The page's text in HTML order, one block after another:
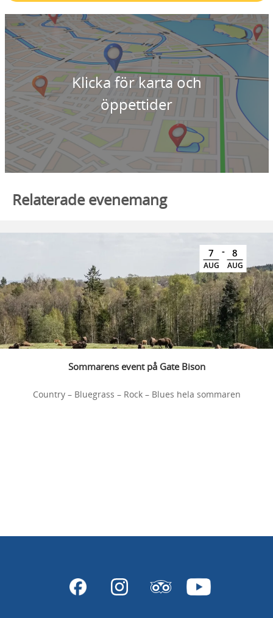
Klicka för karta och
öppettider
Relaterade evenemang
7
AUG
- 8
AUG
Sommarens event på Gate Bison
Country – Bluegrass – Rock – Blues hela sommaren